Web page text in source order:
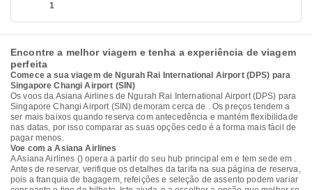
1
Encontre a melhor viagem e tenha a experiência de viagem
perfeita
Comece a sua viagem de Ngurah Rai International Airport (DPS) para
Singapore Changi Airport (SIN)
Os voos da Asiana Airlines de Ngurah Rai International Airport (DPS) para
Singapore Changi Airport (SIN) demoram cerca de . Os preços tendem a
ser mais baixos quando reserva com antecedência e mantém flexibilidade
nas datas, por isso comparar as suas opções cedo é a forma mais fácil de
pagar menos.
Voe com a Asiana Airlines
A Asiana Airlines () opera a partir do seu hub principal em e tem sede em .
Antes de reservar, verifique os detalhes da tarifa na sua página de reserva,
pois a franquia de bagagem, refeições e seleção de assento podem variar